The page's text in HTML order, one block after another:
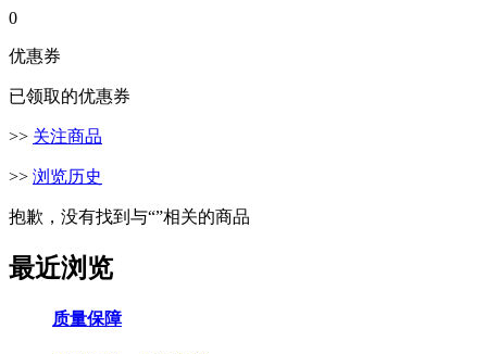
0
优惠券
已领取的优惠券
>> 关注商品
>> 浏览历史
抱歉，没有找到与“”相关的商品
最近浏览
质量保障